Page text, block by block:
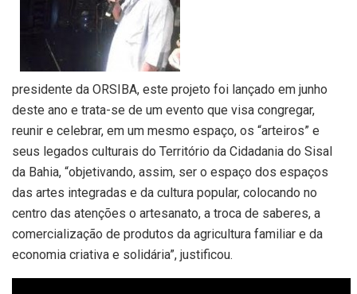
presidente da ORSIBA, este projeto foi lançado em junho
deste ano e trata-se de um evento que visa congregar,
reunir e celebrar, em um mesmo espaço, os “arteiros” e
seus legados culturais do Território da Cidadania do Sisal
da Bahia, “objetivando, assim, ser o espaço dos espaços
das artes integradas e da cultura popular, colocando no
centro das atenções o artesanato, a troca de saberes, a
comercialização de produtos da agricultura familiar e da
economia criativa e solidária”, justificou.